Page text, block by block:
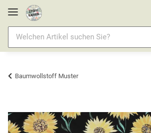
Baumwollstoff Muster